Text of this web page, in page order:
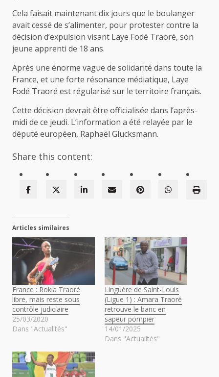
Cela faisait maintenant dix jours que le boulanger
avait cessé de s’alimenter, pour protester contre la
décision d’expulsion visant Laye Fodé Traoré, son
jeune apprenti de 18 ans.
Après une énorme vague de solidarité dans toute la
France, et une forte résonance médiatique, Laye
Fodé Traoré est régularisé sur le territoire français.
Cette décision devrait être officialisée dans l’après-
midi de ce jeudi. L’information a été relayée par le
député européen, Raphaël Glucksmann.
Share this content:
Articles similaires
France : Rokia Traoré
libre, mais reste sous
contrôle judiciaire
25/03/2020
Dans "Actualités"
Linguère de Saint-Louis
(Ligue 1) : Amara Traoré
retrouve le banc en
sapeur pompier
14/01/2025
Dans "Actualités"